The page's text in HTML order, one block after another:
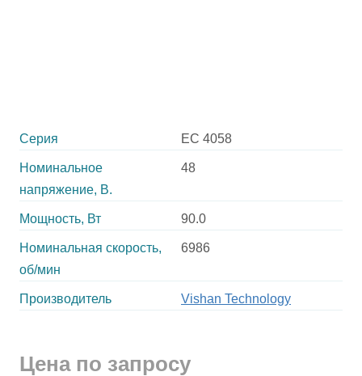
Серия EC 4058
Номинальное
напряжение, В.
48
Мощность, Вт 90.0
Номинальная скорость,
об/мин
6986
Производитель Vishan Technology
Цена по запросу